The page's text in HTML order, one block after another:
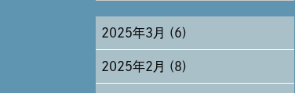
2025年3月 (6)
2025年2月 (8)